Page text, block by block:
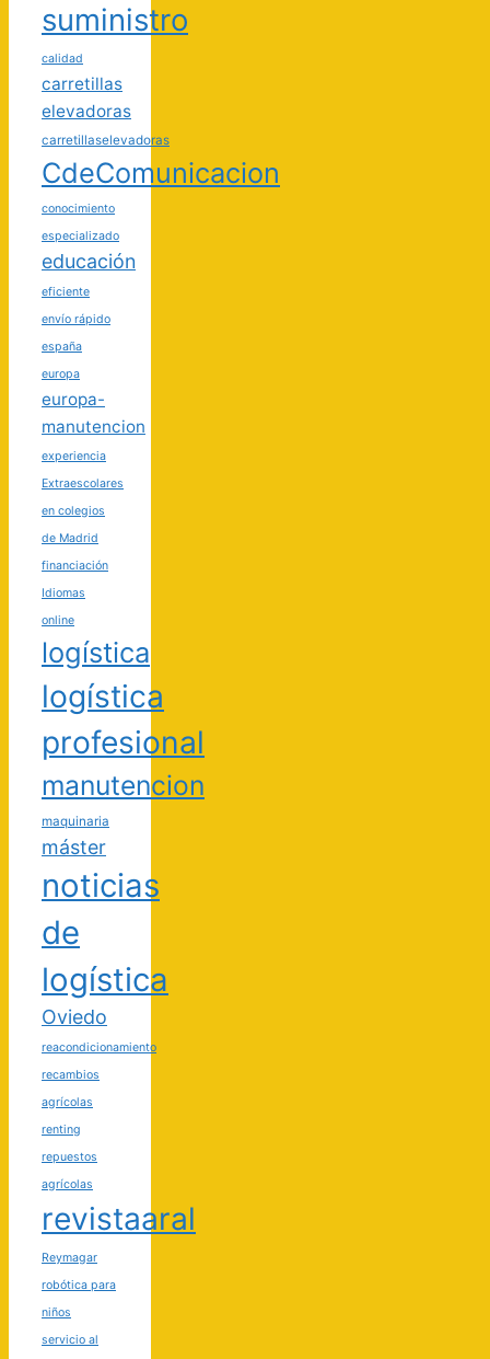
suministro
calidad
carretillas
elevadoras
carretillaselevadoras
CdeComunicacion
conocimiento
especializado
educación
eficiente
envío rápido
españa
europa
europa-
manutencion
experiencia
Extraescolares
en colegios
de Madrid
financiación
Idiomas
online
logística
logística
profesional
manutencion
maquinaria
máster
noticias
de
logística
Oviedo
reacondicionamiento
recambios
agrícolas
renting
repuestos
agrícolas
revistaaral
Reymagar
robótica para
niños
servicio al